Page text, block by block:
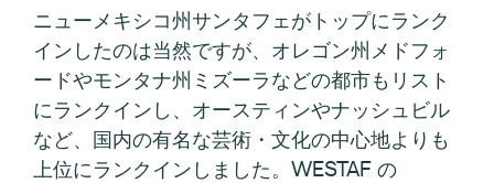
ニューメキシコ州サンタフェがトップにランク
インしたのは当然ですが、オレゴン州メドフォ
ードやモンタナ州ミズーラなどの都市もリスト
にランクインし、オースティンやナッシュビル
など、国内の有名な芸術・文化の中心地よりも
上位にランクインしました。WESTAF の